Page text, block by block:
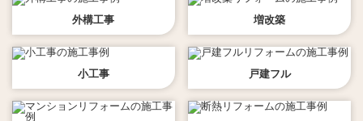
外構工事 増改築
小工事 戸建フル